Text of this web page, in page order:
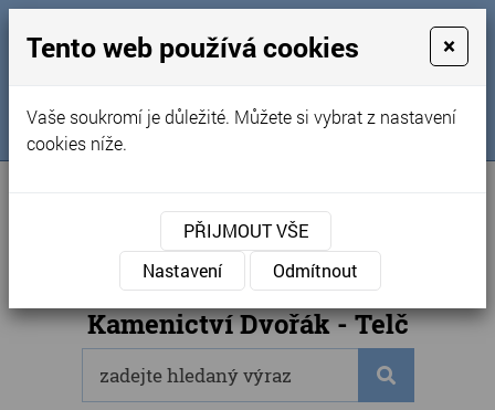
Obchodní podmínky
Kontakty
Naše kamenictví
Sledujte nás na FB
Internetový obchod
Kamenictví Dvořák - Telč
Tento web používá cookies ×
Vaše soukromí je důležité. Můžete si vybrat z nastavení
cookies níže.
PŘIJMOUT VŠE
Nastavení
Odmítnout